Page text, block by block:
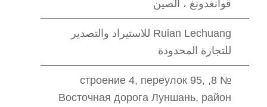
قوانغدونغ ، الصين
Ruian Lechuang للاستيراد والتصدير
للتجارة المحدودة
№ 8, строение 4, переулок 95,
Восточная дорога Луншань, район